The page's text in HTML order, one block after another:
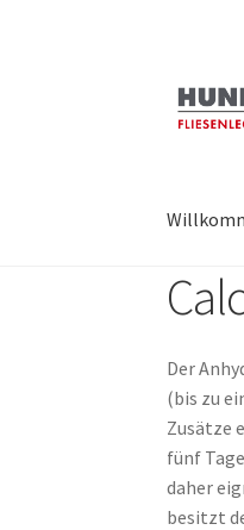
springen
Inhalt
springen
Start
fundatek
Der
(bis zu
Zusätze
fünf
daher
besitzt